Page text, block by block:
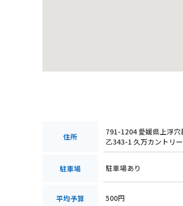
住所
791-1204 愛媛県上浮
乙343-1 久万カントリ
駐車場 駐車場あり
平均予算 500円